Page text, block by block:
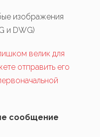
изображения
и DWG)
велик для
отправить его
сообщение